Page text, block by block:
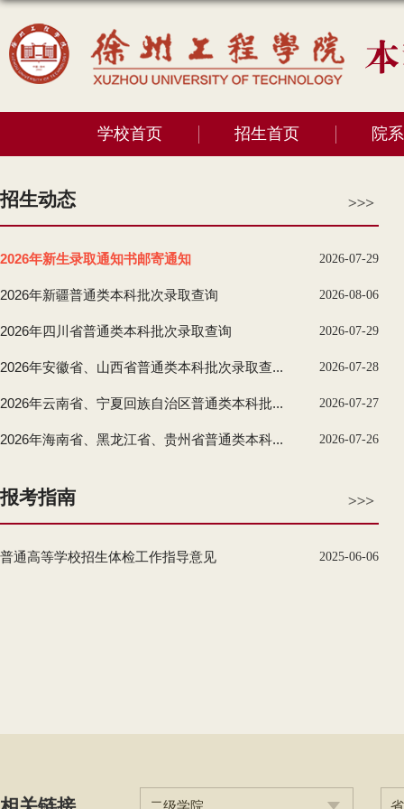
学校首页 招生首页 院
招生动态
2026年新生录取通知书邮寄通知 2026-07-29
2026年新疆普通类本科批次录取查询 2026-08-06
2026年四川省普通类本科批次录取查询 2026-07-29
2026年安徽省、山西省普通类本科批次录取查... 2026-07-28
2026年云南省、宁夏回族自治区普通类本科批... 2026-07-27
2026年海南省、黑龙江省、贵州省普通类本科... 2026-07-26
报考指南
普通高等学校招生体检工作指导意见 2025-06-06
二级学院